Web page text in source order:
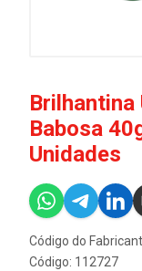
Brilhantina
Babosa
Unidades
Código do
Código: 112727